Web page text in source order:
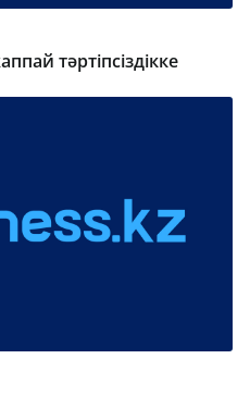
тәртіпсіздікке